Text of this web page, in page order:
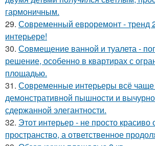
гармоничным.
29. Современный евроремонт - тренд
интерьере!
30. Совмещение ванной и туалета -
решение, особенно в квартирах с
площадью.
31. Современные интерьеры всё чаще
демонстративной пышности и
сдержанной элегантности.
32. Этот интерьер - не просто
пространство, а ответственное